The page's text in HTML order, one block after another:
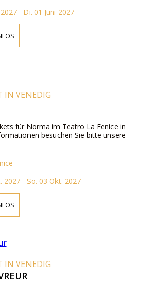
- Di. 01 Juni 2027
IN VENEDIG
für Norma im Teatro La Fenice in
besuchen Sie bitte unsere
2027 - So. 03 Okt. 2027
IN VENEDIG